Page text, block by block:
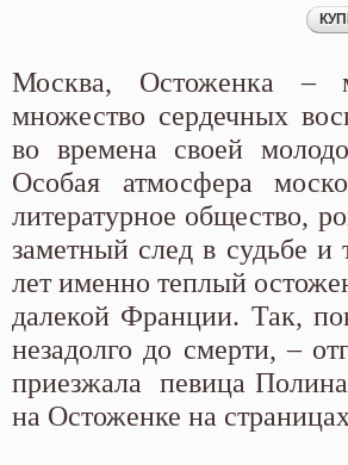
Москва, Остоженка –
множество сердечных
во времена своей
Особая атмосфера
литературное общество,
заметный след в судьбе и
лет именно теплый
далекой Франции. Так,
незадолго до смерти, –
приезжала певица
на Остоженке на